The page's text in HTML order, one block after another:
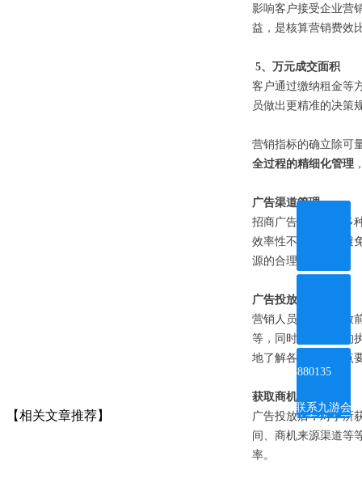
影响客户接受企业营
益，是核算营销费效
5、万元成交面积
客户通过缴纳租金等
员做出更精准的决策
营销指标的确立除可
全过程的精细化管理
广告渠道管理
招商广告投放渠道多
效率性不高，不可避
源的合理利用。
广告投放管理
营销人员在广告投放
等，同时给出完整的
地了解各个环节重点
获取商机管理
广告投放后，对于所
间、商机来源渠道等
率。
【相关文章推荐】
联系九游会
体育线上平
台
4008880135